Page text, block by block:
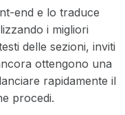
end e lo traduce
i migliori
delle sezioni, inviti
ottengono una
rapidamente il
procedi.